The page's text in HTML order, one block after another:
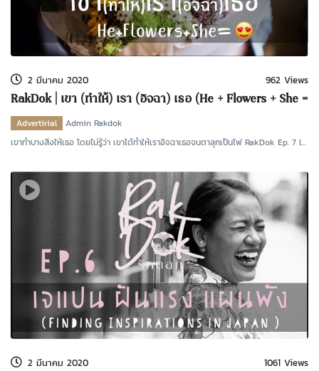
Channel Facebook
Twitter
Channel Youtube
2 มีนาคม 2020 962 Views
RakDok | เขา (ทำให้) เรา (อิจฉา) เธอ (He + Flowers + She =
?)Advertirial
Admin Rakdok
เขาทำบางสิ่งให้เธอ โดยไม่รู้ว่า เขาได้ทำให้เราอิจฉาเธอจนตาลุกเป็นไฟ RakDok Ep. 7 l
2 มีนาคม 2020 1061 Views